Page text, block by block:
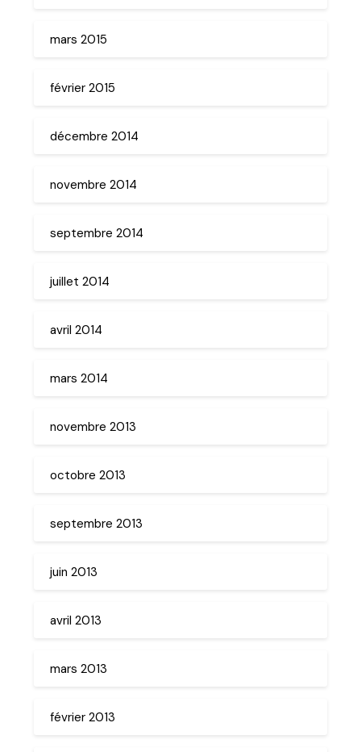
mars 2015
février 2015
décembre 2014
novembre 2014
septembre 2014
juillet 2014
avril 2014
mars 2014
novembre 2013
octobre 2013
septembre 2013
juin 2013
avril 2013
mars 2013
février 2013